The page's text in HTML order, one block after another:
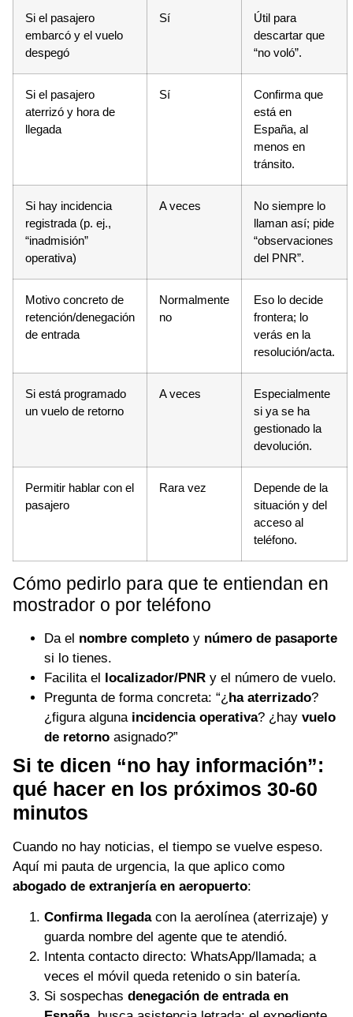
Si el pasajero
embarcó y el vuelo
despegó
Sí
Útil para
descartar que
“no voló”.
Si el pasajero
aterrizó y hora de
llegada
Sí
Confirma que
está en
España, al
menos en
tránsito.
Si hay incidencia
registrada (p. ej.,
“inadmisión”
operativa)
A veces
No siempre lo
llaman así; pide
“observaciones
del PNR”.
Motivo concreto de
retención/denegación
de entrada
Normalmente
no
Eso lo decide
frontera; lo
verás en la
resolución/acta.
Si está programado
un vuelo de retorno
A veces
Especialmente
si ya se ha
gestionado la
devolución.
Permitir hablar con el
pasajero
Rara vez
Depende de la
situación y del
acceso al
teléfono.
Cómo pedirlo para que te entiendan en
mostrador o por teléfono
Da el nombre completo y número de pasaporte
si lo tienes.
Facilita el localizador/PNR y el número de vuelo.
Pregunta de forma concreta: “¿ ha aterrizado?
¿figura alguna incidencia operativa? ¿hay vuelo
de retorno asignado?”
Si te dicen “no hay información”:
qué hacer en los próximos 30-60
minutos
Cuando no hay noticias, el tiempo se vuelve espeso.
Aquí mi pauta de urgencia, la que aplico como
abogado de extranjería en aeropuerto:
Confirma llegadacon la aerolínea (aterrizaje) y
guarda nombre del agente que te atendió.
Intenta contacto directo: WhatsApp/llamada; a
veces el móvil queda retenido o sin batería.
Si sospechas denegación de entrada en